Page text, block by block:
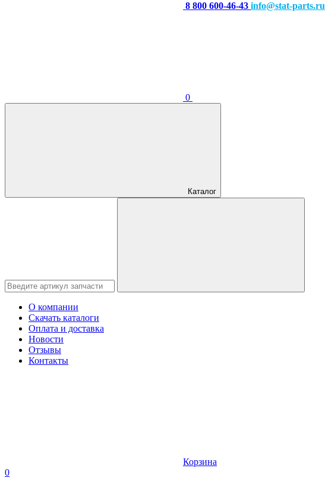
8 800 600-46-43 info@stat-parts.ru
0
Каталог
О компании
Скачать каталоги
Оплата и доставка
Новости
Отзывы
Контакты
Корзина
0